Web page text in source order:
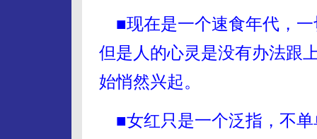
■现在是一个速食年代，一
但是人的心灵是没有办法跟
始悄然兴起。
■女红只是一个泛指，不单